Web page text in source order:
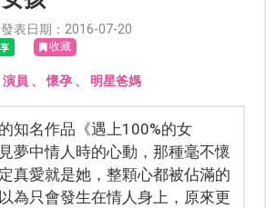
表日期：2016-07-20
收藏
演員 、懷孕、 明星爸媽
知名作品《遇上100%的女
夢中情人時的心動，那種毫不懷
真愛就是她，整顆心都被佔滿的
為只會發生在情人身上，原來更